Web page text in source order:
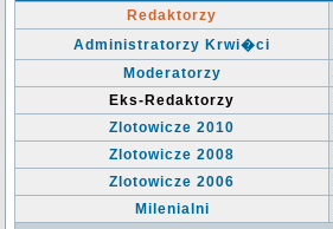
Redaktorzy
Administratorzy Krwi�ci
Moderatorzy
Eks-Redaktorzy
Zlotowicze 2010
Zlotowicze 2008
Zlotowicze 2006
Milenialni